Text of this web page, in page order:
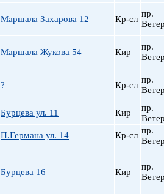
Маршала Захарова 12 Кр-сл
пр.
Маршала Жукова 54 Кир
пр.
? Кр-сл
пр.
Бурцева ул. 11 Кир
пр.
П.Германа ул. 14 Кр-сл пр.
Бурцева 16 Кир
пр.